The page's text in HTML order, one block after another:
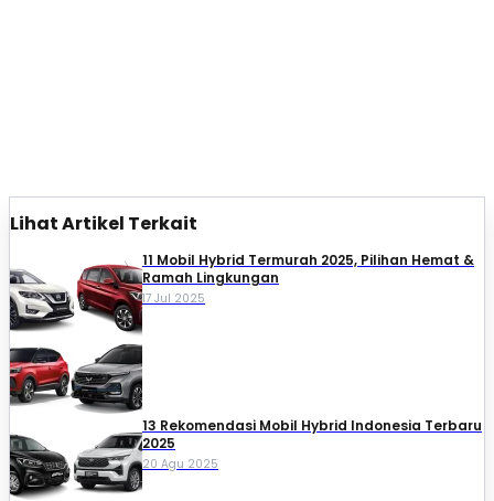
Lihat Artikel Terkait
11 Mobil Hybrid Termurah 2025, Pilihan Hemat &
Ramah Lingkungan
17 Jul 2025
13 Rekomendasi Mobil Hybrid Indonesia Terbaru
2025
20 Agu 2025